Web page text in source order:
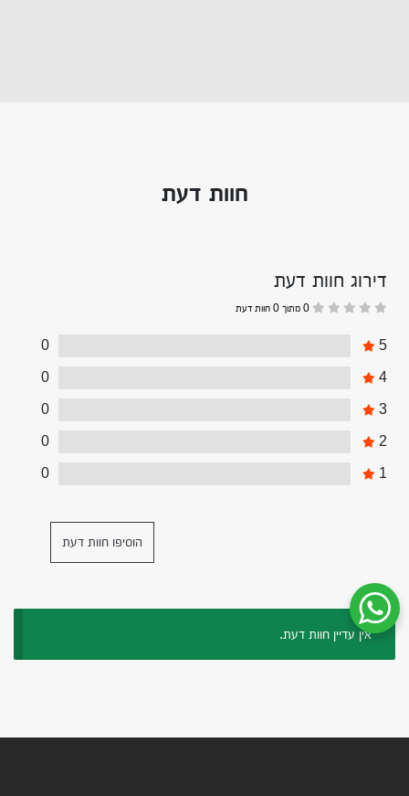
חוות דעת
דירוג חוות דעת
5
0
4
0
3
0
2
0
1
0
הוסיפו חוות דעת
אין עדיין חוות דעת.
שיחת ווטסאפ עם שירות הלקוחות